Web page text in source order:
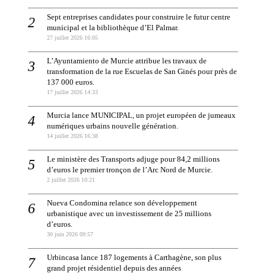
Sept entreprises candidates pour construire le futur centre
municipal et la bibliothèque d’El Palmar.
27 juillet 2026 16:05
L’Ayuntamiento de Murcie attribue les travaux de
transformation de la rue Escuelas de San Ginés pour près de
137 000 euros.
17 juillet 2026 14:33
Murcia lance MUNICIPAL, un projet européen de jumeaux
numériques urbains nouvelle génération.
14 juillet 2026 16:38
Le ministère des Transports adjuge pour 84,2 millions
d’euros le premier tronçon de l’Arc Nord de Murcie.
2 juillet 2026 10:21
Nueva Condomina relance son développement
urbanistique avec un investissement de 25 millions
d’euros.
30 juin 2026 09:57
Urbincasa lance 187 logements à Carthagène, son plus
grand projet résidentiel depuis des années